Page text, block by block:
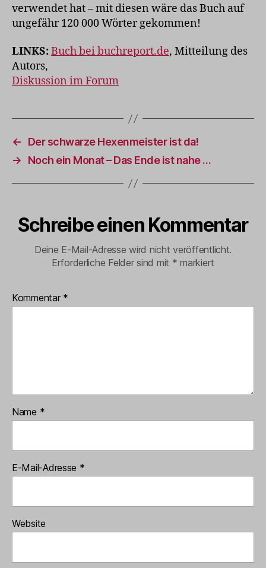
verwendet hat – mit diesen wäre das Buch auf
ungefähr 120 000 Wörter gekommen!
LINKS:Buch bei buchreport.de, Mitteilung des
Autors,
Diskussion im Forum
←
Der schwarze Hexenmeister ist da!
→
Noch ein Monat – Das Ende ist nahe …
Schreibe einen Kommentar
Deine E-Mail-Adresse wird nicht veröffentlicht.
Erforderliche Felder sind mit * markiert
Kommentar *
Name *
E-Mail-Adresse *
Website